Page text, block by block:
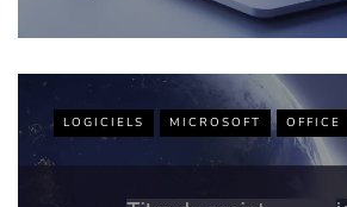
LOGICIELS MICROSOFT OFFICE